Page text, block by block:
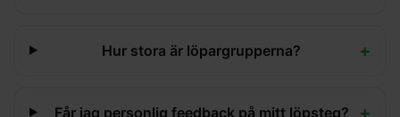
Hur stora är löpargrupperna? +
Får jag personlig feedback på mitt löpsteg? +